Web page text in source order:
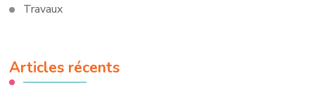
Travaux
Articles récents